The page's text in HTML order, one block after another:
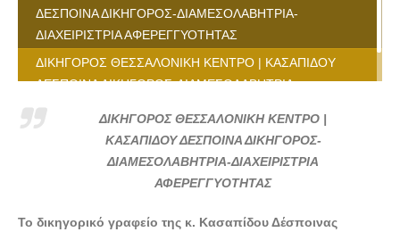
ΔΕΣΠΟΙΝΑ ΔΙΚΗΓΟΡΟΣ-ΔΙΑΜΕΣΟΛΑΒΗΤΡΙΑ-
ΔΙΑΧΕΙΡΙΣΤΡΙΑ ΑΦΕΡΕΓΓΥΟΤΗΤΑΣ
ΔΙΚΗΓΟΡΟΣ ΘΕΣΣΑΛΟΝΙΚΗ ΚΕΝΤΡΟ | ΚΑΣΑΠΙΔΟΥ
ΔΕΣΠΟΙΝΑ ΔΙΚΗΓΟΡΟΣ-ΔΙΑΜΕΣΟΛΑΒΗΤΡΙΑ-
ΔΙΑΧΕΙΡΙΣΤΡΙΑ ΑΦΕΡΕΓΓΥΟΤΗΤΑΣ - lawyers4u.gr
ΔΙΚΗΓΟΡΟΣ ΘΕΣΣΑΛΟΝΙΚΗ ΚΕΝΤΡΟ |
ΚΑΣΑΠΙΔΟΥ ΔΕΣΠΟΙΝΑ ΔΙΚΗΓΟΡΟΣ-
ΔΙΑΜΕΣΟΛΑΒΗΤΡΙΑ-ΔΙΑΧΕΙΡΙΣΤΡΙΑ
ΑΦΕΡΕΓΓΥΟΤΗΤΑΣ
Το δικηγορικό γραφείο της κ. Κασαπίδου Δέσποινας